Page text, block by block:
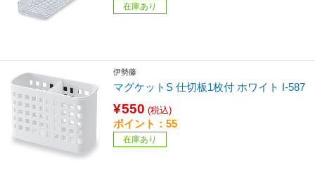
在庫あり
伊勢藤
マグケットS 仕切板1枚付 ホワイト I-587
¥550 (税込)
ポイント：55
在庫あり